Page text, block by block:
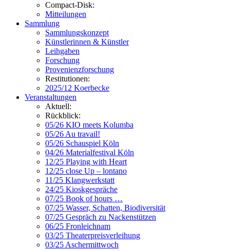
Compact-Disk:
Mitteilungen
Sammlung
Sammlungskonzept
Künstlerinnen & Künstler
Leihgaben
Forschung
Provenienzforschung
Restitutionen:
2025/12 Koerbecke
Veranstaltungen
Aktuell:
Rückblick:
05/26 KIO meets Kolumba
05/26 Au travail!
05/26 Schauspiel Köln
04/26 Materialfestival Köln
12/25 Playing with Heart
12/25 close Up – lontano
11/25 Klangwerkstatt
24/25 Kioskgespräche
07/25 Book of hours …
07/25 Wasser, Schatten, Biodiversität
07/25 Gespräch zu Nackenstützen
06/25 Fronleichnam
03/25 Theaterpreisverleihung
03/25 Aschermittwoch